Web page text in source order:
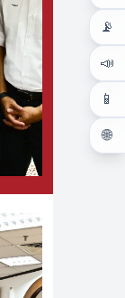
📡
📣
📱
🌐